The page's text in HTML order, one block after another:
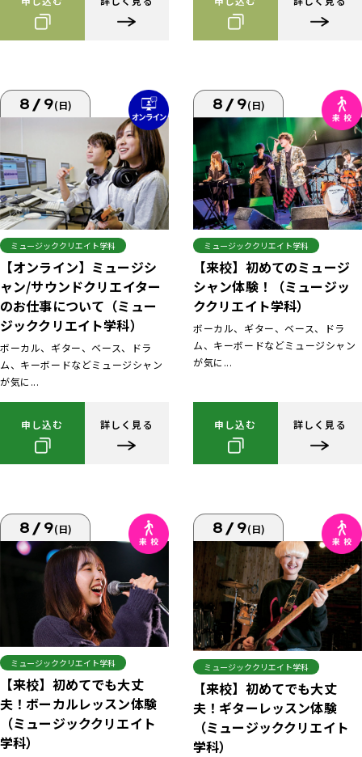
8/9(日)
ミュージッククリエイト学科
【オンライン】ミュージシ
ャン/サウンドクリエイター
のお仕事について（ミュー
ジッククリエイト学科）
ボーカル、ギター、ベース、ドラ
ム、キーボードなどミュージシャン
が気に...
申し込む 詳しく見る
8/9(日)
ミュージッククリエイト学科
【来校】初めてのミュージ
シャン体験！（ミュージッ
ククリエイト学科）
ボーカル、ギター、ベース、ドラ
ム、キーボードなどミュージシャン
が気に...
申し込む 詳しく見る
8/9(日)
ミュージッククリエイト学科
【来校】初めてでも大丈
夫！ボーカルレッスン体験
（ミュージッククリエイト
学科）
8/9(日)
ミュージッククリエイト学科
【来校】初めてでも大丈
夫！ギターレッスン体験
（ミュージッククリエイト
学科）